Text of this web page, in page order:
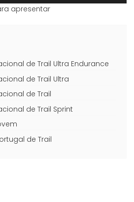
apresentar
de Trail Ultra Endurance
de Trail Ultra
de Trail
de Trail Sprint
de Trail